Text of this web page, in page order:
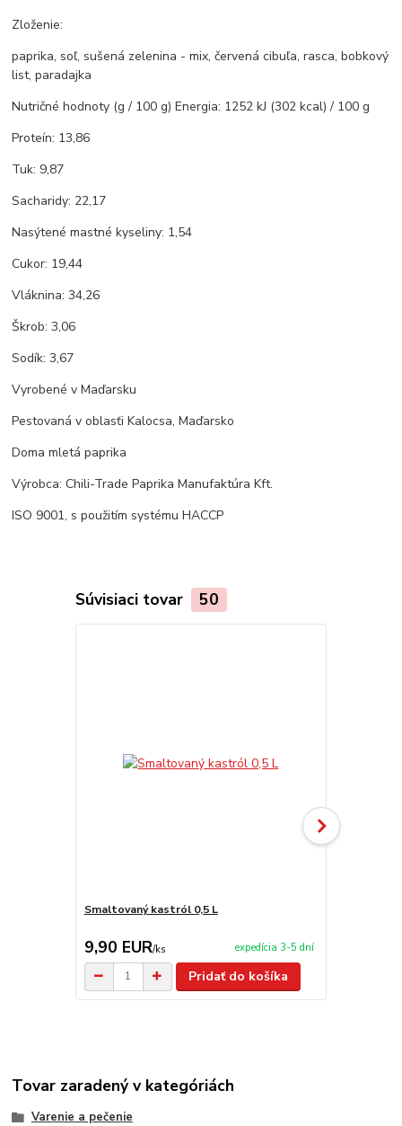
Zloženie:
paprika, soľ, sušená zelenina - mix, červená cibuľa, rasca, bobkový
list, paradajka
Nutričné hodnoty (g / 100 g) Energia: 1252 kJ (302 kcal) / 100 g
Proteín: 13,86
Tuk: 9,87
Sacharidy: 22,17
Nasýtené mastné kyseliny: 1,54
Cukor: 19,44
Vláknina: 34,26
Škrob: 3,06
Sodík: 3,67
Vyrobené v Maďarsku
Pestovaná v oblasťi Kalocsa, Maďarsko
Doma mletá paprika
Výrobca: Chili-Trade Paprika Manufaktúra Kft.
ISO 9001, s použitím systému HACCP
Súvisiaci tovar 50
Smaltovaný kastról 0,5 L
9,90 EUR/ks expedícia 3-5 dní
Pridať do košíka
Tovar zaradený v kategóriách
Varenie a pečenie